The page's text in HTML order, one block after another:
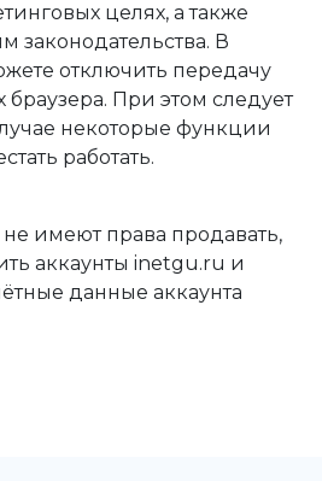
целях, а также
законодательства. В
отключить передачу
браузера. При этом следует
некоторые функции
работать.
не имеют права продавать,
аккаунты inetgu.ru и
данные аккаунта